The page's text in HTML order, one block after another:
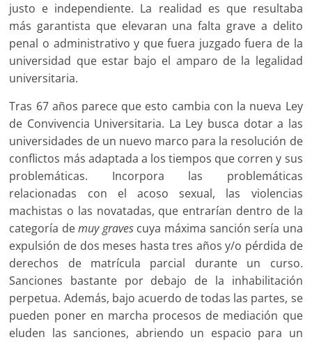
justo e independiente. La realidad es que resultaba
más garantista que elevaran una falta grave a delito
penal o administrativo y que fuera juzgado fuera de la
universidad que estar bajo el amparo de la legalidad
universitaria.
Tras 67 años parece que esto cambia con la nueva Ley
de Convivencia Universitaria. La Ley busca dotar a las
universidades de un nuevo marco para la resolución de
conflictos más adaptada a los tiempos que corren y sus
problemáticas. Incorpora las problemáticas
relacionadas con el acoso sexual, las violencias
machistas o las novatadas, que entrarían dentro de la
categoría demuy gravescuya máxima sanción sería una
expulsión de dos meses hasta tres años y/o pérdida de
derechos de matrícula parcial durante un curso.
Sanciones bastante por debajo de la inhabilitación
perpetua. Además, bajo acuerdo de todas las partes, se
pueden poner en marcha procesos de mediación que
eluden las sanciones, abriendo un espacio para un